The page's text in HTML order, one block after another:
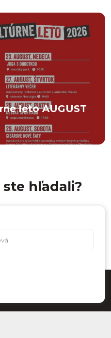
leto AUGUST
ste hľadali?